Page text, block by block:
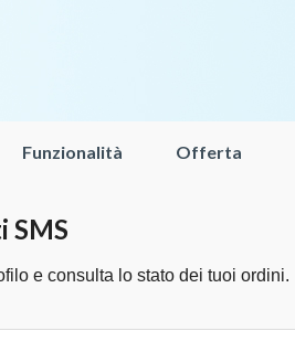
Funzionalità Offerta
SMS
e consulta lo stato dei tuoi ordini.